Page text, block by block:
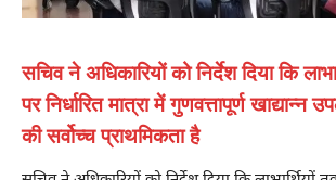
सचिव ने अधिकारियों को निर्देश दिया कि
पर निर्धारित मात्रा में गुणवत्तापूर्ण खाद्यान्न
की सर्वोच्च प्राथमिकता है